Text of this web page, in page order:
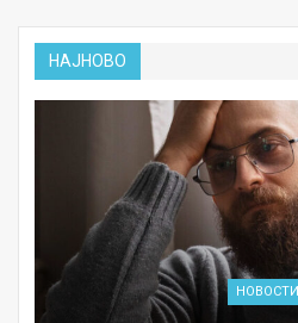
НАЈНОВО
НОВОСТИ